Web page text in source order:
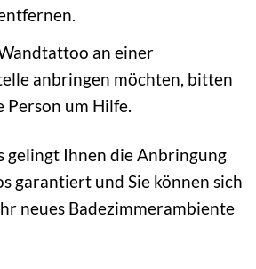
an einer
anbringen möchten, bitten
Person um Hilfe.
gelingt Ihnen die Anbringung
garantiert und Sie können sich
neues Badezimmerambiente